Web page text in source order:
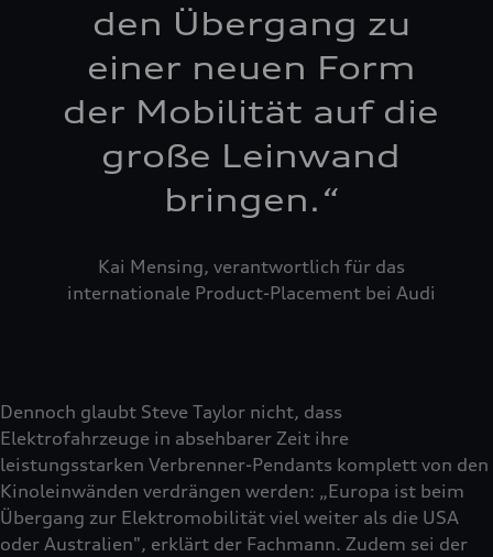
den Übergang zu
einer neuen Form
der Mobilität auf die
große Leinwand
bringen. “
Kai Mensing, verantwortlich für das
internationale Product-Placement bei Audi
Dennoch glaubt Steve Taylor nicht, dass
Elektrofahrzeuge in absehbarer Zeit ihre
leistungsstarken Verbrenner-Pendants komplett von den
Kinoleinwänden verdrängen werden: „Europa ist beim
Übergang zur Elektromobilität viel weiter als die USA
oder Australien", erklärt der Fachmann. Zudem sei der